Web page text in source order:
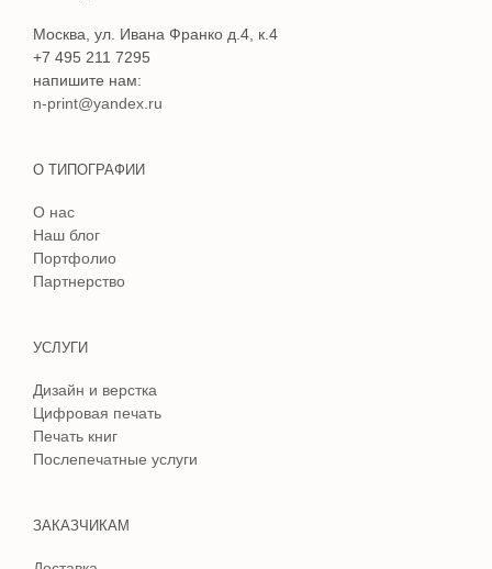
Москва, ул. Ивана Франко д.4, к.4
+7 495 211 7295
напишите нам:
n-print@yandex.ru
О ТИПОГРАФИИ
О нас
Наш блог
Портфолио
Партнерство
УСЛУГИ
Дизайн и верстка
Цифровая печать
Печать книг
Послепечатные услуги
ЗАКАЗЧИКАМ